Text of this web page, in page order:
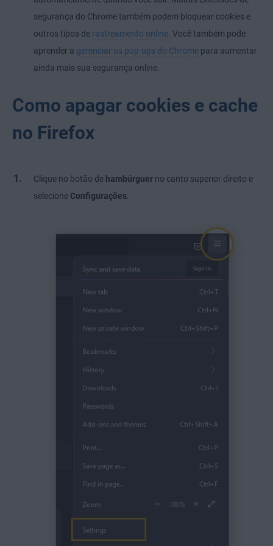
segurança do Chrome também podem bloquear cookies e
outros tipos de rastreamento online . Você também pode
aprender a gerenciar os pop-ups do Chrome para aumentar
ainda mais sua segurança online.
Como apagar cookies e cache
no Firefox
Clique no botão de hambúrguer no canto superior direito e
selecione Configurações